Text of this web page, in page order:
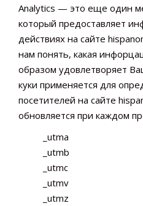
Analytics — это еще один
который предоставляет
действиях на сайте
нам понять, какая
образом удовлетворяет
куки применяется для
посетителей на сайте
обновляется при каждом
_utma
_utmb
_utmc
_utmv
_utmz